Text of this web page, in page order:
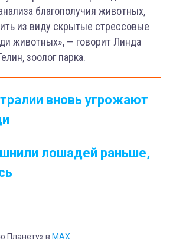
благополучия животных,
из виду скрытые стрессовые
животных», — говорит Линда
зоолог парка.
вновь угрожают
лошадей раньше,
Планету» в MAX